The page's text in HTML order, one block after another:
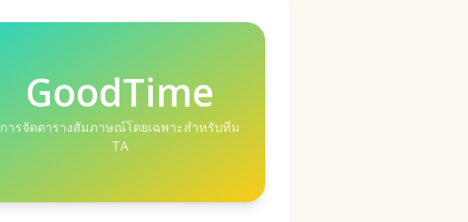
GoodTime
การจัดตารางสัมภาษณ์โดยเฉพาะสำหรับทีม
TA